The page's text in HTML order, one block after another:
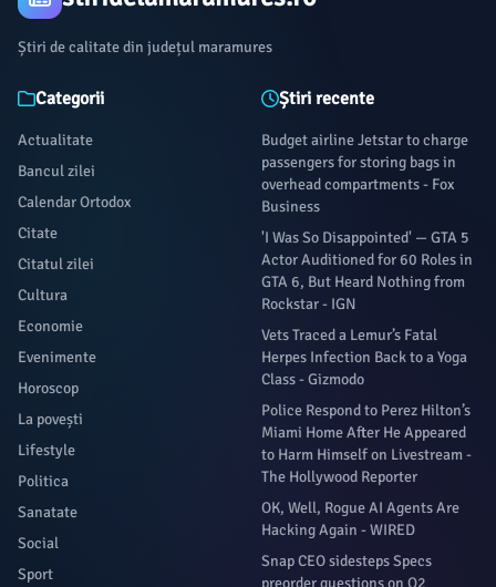
Știri de calitate din județul maramures
Categorii
Actualitate
Bancul zilei
Calendar Ortodox
Citate
Citatul zilei
Cultura
Economie
Evenimente
Horoscop
La povești
Lifestyle
Politica
Sanatate
Social
Sport
Știri recente
Budget airline Jetstar to charge
passengers for storing bags in
overhead compartments - Fox
Business
'I Was So Disappointed' — GTA 5
Actor Auditioned for 60 Roles in
GTA 6, But Heard Nothing from
Rockstar - IGN
Vets Traced a Lemur’s Fatal
Herpes Infection Back to a Yoga
Class - Gizmodo
Police Respond to Perez Hilton’s
Miami Home After He Appeared
to Harm Himself on Livestream -
The Hollywood Reporter
OK, Well, Rogue AI Agents Are
Hacking Again - WIRED
Snap CEO sidesteps Specs
preorder questions on Q2